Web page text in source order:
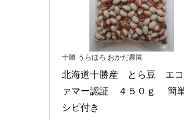
十勝 うらほろ おかだ農園
北海道十勝産　とら豆　エ
ァマー認証　４５０ｇ　 簡
シピ付き